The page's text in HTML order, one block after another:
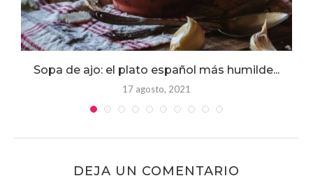
Sopa de ajo: el plato español más humilde...
17 agosto, 2021
DEJA UN COMENTARIO